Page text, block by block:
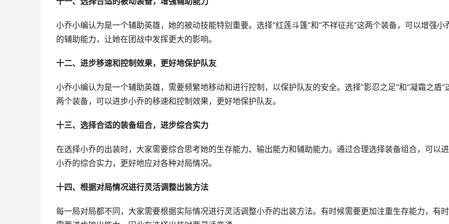
小乔小编认为是一个辅助英雄，她的被动技能特别重要。选择“红莲斗篷”和“不祥征兆”这两个装备，可以增强小
的辅助能力，让她在团战中发挥更大的影响。
十二、进步移速和控制效果，更好地保护队友
小乔小编认为是一个辅助英雄，需要频繁地移动和进行控制，以保护队友的安全。选择“影忍之足”和“凝霜之盾”
两个装备，可以进步小乔的移速和控制效果，更好地保护队友。
十三、选择合适的装备组合，进步综合实力
在选择小乔的出装时，大家需要综合思考她的生存能力、输出能力和辅助能力。通过合理选择装备组合，可以
小乔的综合实力，更好地应对各种对局情况。
十四、根据对局情况进行灵活调整出装方法
每一局对局都不同，大家需要根据实际情况进行灵活调整小乔的出装方法。有时候需要更加注重生存能力，有